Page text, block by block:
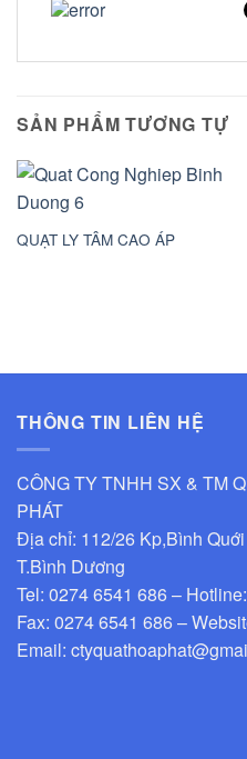
SẢN PHẨM TƯƠNG TỰ
QUẠT LY TÂM CAO ÁP
THÔNG TIN LIÊN HỆ
CÔNG TY TNHH SX & TM
PHÁT
Địa chỉ: 112/26 Kp,Bình
T.Bình Dương
Tel: 0274 6541 686 –
Fax: 0274 6541 686 –
Email: